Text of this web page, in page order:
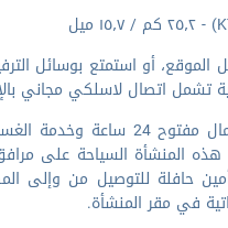
أو استمتع بوسائل
تشمل اتصال لاسلكي مجاني
حافلة للتوصيل من وإلى
في مقر المنشأة.